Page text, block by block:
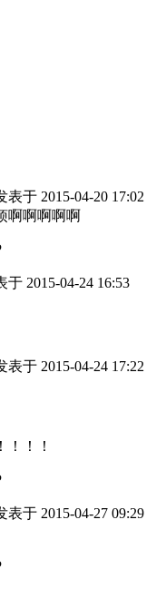
表于 2015-04-20 17:02
啊啊啊啊啊
于 2015-04-24 16:53
表于 2015-04-24 17:22
！！！
表于 2015-04-27 09:29